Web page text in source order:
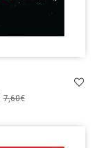
7,60€